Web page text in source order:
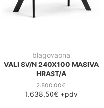
blagovaona
VALI SV/N 240X100 MASIVA
HRAST/A
2.500,00€
1.638,50€+pdv